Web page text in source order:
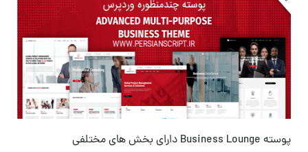
پوسته Business Lounge دارای بخش های مختلفی